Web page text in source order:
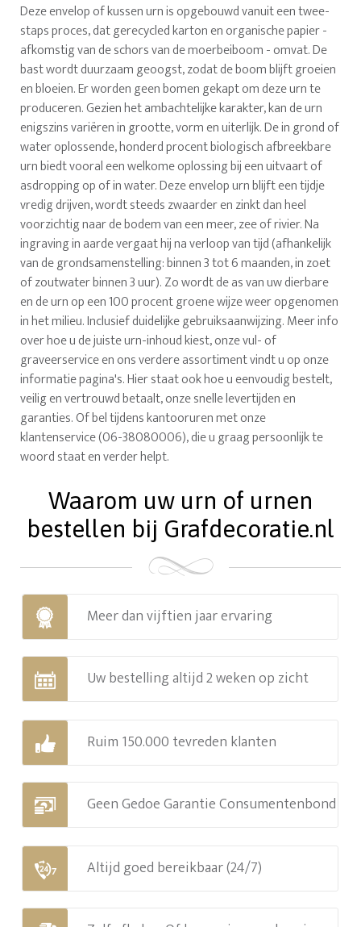
Deze envelop of kussen urn is opgebouwd vanuit een twee-
staps proces, dat gerecycled karton en organische papier -
afkomstig van de schors van de moerbeiboom - omvat. De
bast wordt duurzaam geoogst, zodat de boom blijft groeien
en bloeien. Er worden geen bomen gekapt om deze urn te
produceren. Gezien het ambachtelijke karakter, kan de urn
enigszins variëren in grootte, vorm en uiterlijk. De in grond of
water oplossende, honderd procent biologisch afbreekbare
urn biedt vooral een welkome oplossing bij een uitvaart of
asdropping op of in water. Deze envelop urn blijft een tijdje
vredig drijven, wordt steeds zwaarder en zinkt dan heel
voorzichtig naar de bodem van een meer, zee of rivier. Na
ingraving in aarde vergaat hij na verloop van tijd (afhankelijk
van de grondsamenstelling: binnen 3 tot 6 maanden, in zoet
of zoutwater binnen 3 uur). Zo wordt de as van uw dierbare
en de urn op een 100 procent groene wijze weer opgenomen
in het milieu. Inclusief duidelijke gebruiksaanwijzing. Meer info
over hoe u de juiste urn-inhoud kiest, onze vul- of
graveerservice en ons verdere assortiment vindt u op onze
informatie pagina's. Hier staat ook hoe u eenvoudig bestelt,
veilig en vertrouwd betaalt, onze snelle levertijden en
garanties. Of bel tijdens kantooruren met onze
klantenservice (06-38080006), die u graag persoonlijk te
woord staat en verder helpt.
Waarom uw urn of urnen
bestellen bij Grafdecoratie.nl
Meer dan vijftien jaar ervaring
Uw bestelling altijd 2 weken op zicht
Ruim 150.000 tevreden klanten
Geen Gedoe Garantie Consumentenbond
Altijd goed bereikbaar (24/7)